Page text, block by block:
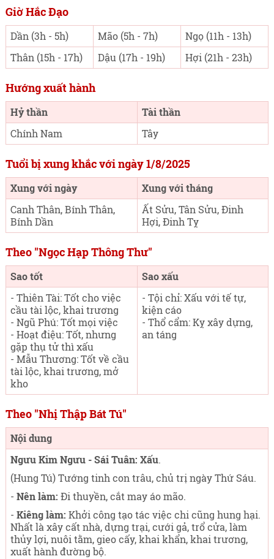
Giờ Hắc Đạo
Dần (3h - 5h) Mão (5h - 7h)
Ngọ (11h - 13h)
Thân (15h - 17h)
Dậu (17h - 19h) Hợi (21h - 23h)
Hướng xuất hành
Hỷ thần
Tài thần
Chính Nam
Tây
Tuổi bị xung khắc với ngày 1/8/2025
Xung với ngày
Xung với tháng
Canh Thân, Bính Thân,
Bính Dần
Ất Sửu, Tân Sửu, Đinh
Hợi, Đinh Tỵ
Theo "Ngọc Hạp Thông Thư"
Sao tốt
Sao xấu
- Thiên Tài: Tốt cho việc
cầu tài lộc, khai trương
- Ngũ Phú: Tốt mọi việc
- Hoạt điệu: Tốt, nhưng
gặp thụ tử thì xấu
- Mẫu Thương: Tốt về cầu
tài lộc, khai trương, mở
kho
- Tội chỉ: Xấu với tế tự,
kiện cáo
- Thổ cẩm: Kỵ xây dựng,
an táng
Theo "Nhị Thập Bát Tú"
Nội dung
Ngưu Kim Ngưu - Sái Tuân: Xấu.
(Hung Tú) Tướng tinh con trâu, chủ trị ngày Thứ Sáu.
- Nên làm: Đi thuyền, cắt may áo mão.
- Kiêng làm: Khởi công tạo tác việc chi cũng hung hại.
Nhất là xây cất nhà, dựng trại, cưới gả, trổ cửa, làm
thủy lợi, nuôi tằm, gieo cấy, khai khẩn, khai trương,
xuất hành đường bộ.